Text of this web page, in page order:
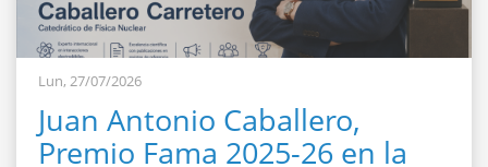
Lun, 27/07/2026
Juan Antonio Caballero,
Premio Fama 2025-26 en la